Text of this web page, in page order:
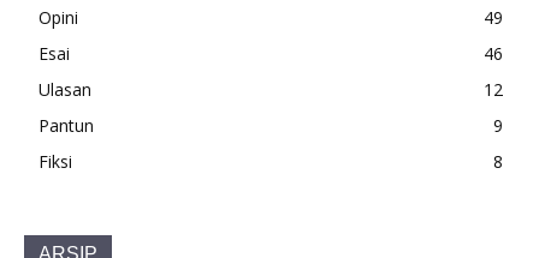
Opini
49
Esai
46
Ulasan
12
Pantun
9
Fiksi
8
ARSIP